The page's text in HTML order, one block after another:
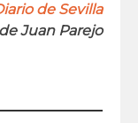
de Sevilla
Juan Parejo